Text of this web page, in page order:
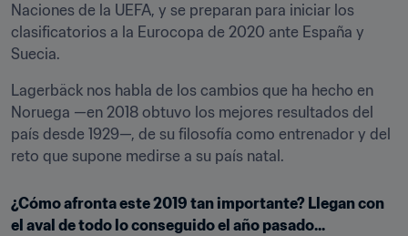
Naciones de la UEFA, y se preparan para iniciar los
clasificatorios a la Eurocopa de 2020 ante España y
Suecia.
Lagerbäck nos habla de los cambios que ha hecho en
Noruega —en 2018 obtuvo los mejores resultados del
país desde 1929—, de su filosofía como entrenador y del
reto que supone medirse a su país natal.
¿Cómo afronta este 2019 tan importante? Llegan con
el aval de todo lo conseguido el año pasado...